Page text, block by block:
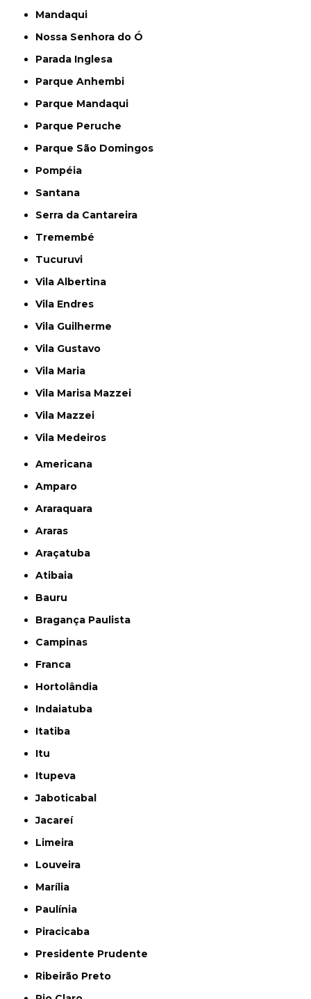
Mandaqui
Nossa Senhora do Ó
Parada Inglesa
Parque Anhembi
Parque Mandaqui
Parque Peruche
Parque São Domingos
Pompéia
Santana
Serra da Cantareira
Tremembé
Tucuruvi
Vila Albertina
Vila Endres
Vila Guilherme
Vila Gustavo
Vila Maria
Vila Marisa Mazzei
Vila Mazzei
Vila Medeiros
Americana
Amparo
Araraquara
Araras
Araçatuba
Atibaia
Bauru
Bragança Paulista
Campinas
Franca
Hortolândia
Indaiatuba
Itatiba
Itu
Itupeva
Jaboticabal
Jacareí
Limeira
Louveira
Marília
Paulínia
Piracicaba
Presidente Prudente
Ribeirão Preto